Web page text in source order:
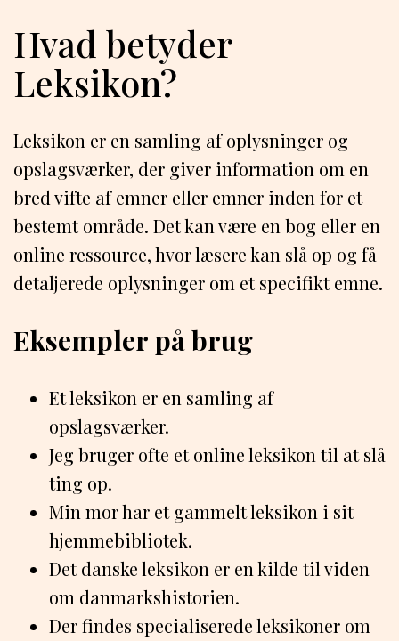
Hvad betyder
Leksikon?
Leksikon er en samling af oplysninger og
opslagsværker, der giver information om en
bred vifte af emner eller emner inden for et
bestemt område. Det kan være en bog eller en
online ressource, hvor læsere kan slå op og få
detaljerede oplysninger om et specifikt emne.
Eksempler på brug
Et leksikon er en samling af
opslagsværker.
Jeg bruger ofte et online leksikon til at slå
ting op.
Min mor har et gammelt leksikon i sit
hjemmebibliotek.
Det danske leksikon er en kilde til viden
om danmarkshistorien.
Der findes specialiserede leksikoner om